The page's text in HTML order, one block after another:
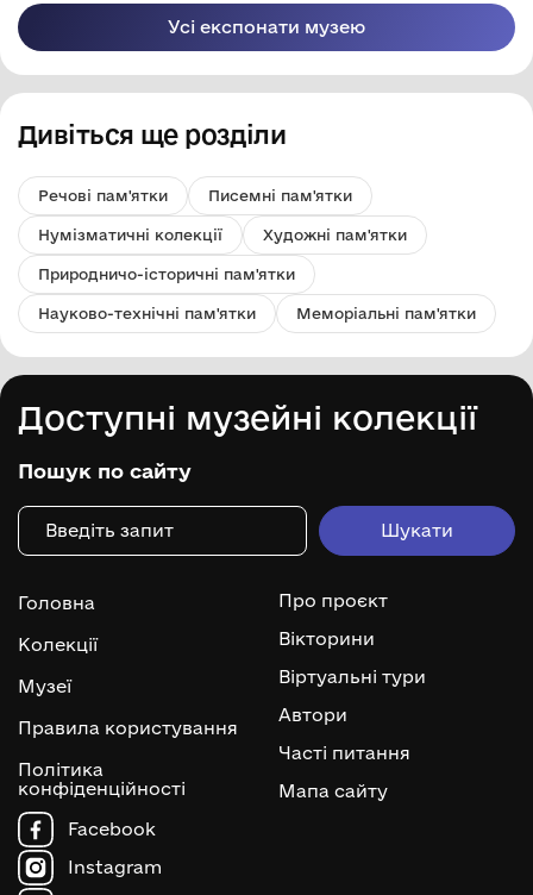
Усі експонати музею
Дивіться ще розділи
Речові пам'ятки Писемні пам'ятки
Нумізматичні колекції Художні пам'ятки
Природничо-історичні пам'ятки
Науково-технічні пам'ятки Меморіальні пам'ятки
Доступні музейні колекції
Пошук по сайту
Головна
Колекції
Музеї
Правила користування
Політика
конфіденційності
Про проєкт
Вікторини
Віртуальні тури
Автори
Часті питання
Мапа сайту
Facebook
Instagram